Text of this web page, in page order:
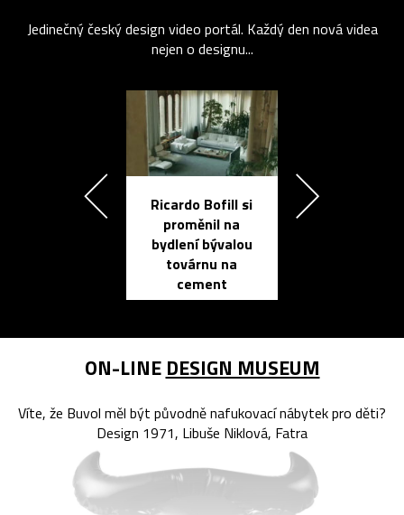
Jedinečný český design video portál. Každý den nová videa
nejen o designu...
Ricardo Bofill si
proměnil na
bydlení bývalou
továrnu na
cement
ON-LINE DESIGN MUSEUM
Víte, že Buvol měl být původně nafukovací nábytek pro děti?
Design 1971, Libuše Niklová, Fatra